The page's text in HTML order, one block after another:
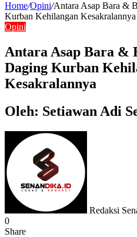
Home/Opini/Antara Asap Bara &
Kurban Kehilangan Kesakralannya
Opini
Antara Asap Bara &
Daging Kurban
Kesakralannya
Oleh: Setiawan Adi
Redaksi
0
Share